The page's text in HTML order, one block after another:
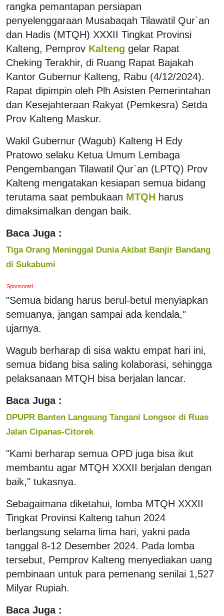
rangka pemantapan persiapan
penyelenggaraan Musabaqah Tilawatil Qur`an
dan Hadis (MTQH) XXXII Tingkat Provinsi
Kalteng, Pemprov Kalteng gelar Rapat
Cheking Terakhir, di Ruang Rapat Bajakah
Kantor Gubernur Kalteng, Rabu (4/12/2024).
Rapat dipimpin oleh Plh Asisten Pemerintahan
dan Kesejahteraan Rakyat (Pemkesra) Setda
Prov Kalteng Maskur.
Wakil Gubernur (Wagub) Kalteng H Edy
Pratowo selaku Ketua Umum Lembaga
Pengembangan Tilawatil Qur`an (LPTQ) Prov
Kalteng mengatakan kesiapan semua bidang
terutama saat pembukaan MTQH harus
dimaksimalkan dengan baik.
Baca Juga :
Tiga Orang Meninggal Dunia Akibat Banjir Bandang
di Sukabumi
Sponsored
"Semua bidang harus berul-betul menyiapkan
semuanya, jangan sampai ada kendala,"
ujarnya.
Wagub berharap di sisa waktu empat hari ini,
semua bidang bisa saling kolaborasi, sehingga
pelaksanaan MTQH bisa berjalan lancar.
Baca Juga :
DPUPR Banten Langsung Tangani Longsor di Ruas
Jalan Cipanas-Citorek
"Kami berharap semua OPD juga bisa ikut
membantu agar MTQH XXXII berjalan dengan
baik," tukasnya.
Sebagaimana diketahui, lomba MTQH XXXII
Tingkat Provinsi Kalteng tahun 2024
berlangsung selama lima hari, yakni pada
tanggal 8-12 Desember 2024. Pada lomba
tersebut, Pemprov Kalteng menyediakan uang
pembinaan untuk para pemenang senilai 1,527
Milyar Rupiah.
Baca Juga :